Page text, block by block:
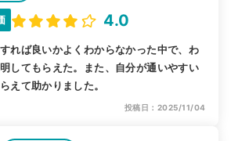
4.0
れば良いかよくわからなかった中で、わ
してもらえた。また、自分が通いやすい
えて助かりました。
投稿日：2025/11/04